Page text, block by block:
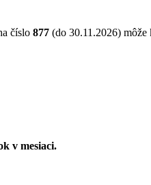
číslo 877 (do 30.11.2026)
v mesiaci.